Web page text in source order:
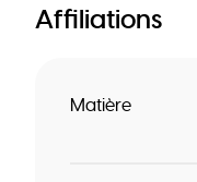
Affiliations
Matière